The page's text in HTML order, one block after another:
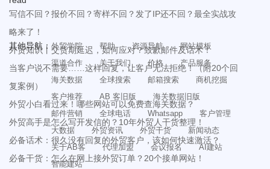
写信不回？报价不回？寄样不回？发了IP还不回？最全实战攻
略来了！
外贸知识丨交货期延迟，如何应对？致歉邮件及话术！
当客户说不需要……这样回复，让客户无法拒绝！（附20个回
复案例）
外贸小白看过来！哪些网站可以免费查海关数据？
外贸高手是怎么写开发信的？10年外贸人干货整理！
必备话术：很久没有回复的外贸客户，该如何快速激活？
必备干货：怎么在网上接外贸订单？20个接单网站！
其他导航： 外贸学院 帮助 资源导航
网站模板
渠道合作
关于我们 价格
产品服务
海关数据
全球搜索 邮箱搜索
商机挖掘
客户推荐
AB 客旧版
海关数据旧版
邮件营销
全球电话 Whatsapp
客户管理
大数据
外贸资讯 外贸干货
新闻动态
关于AB客
代理加盟 会议报名
AI建站
智能建站